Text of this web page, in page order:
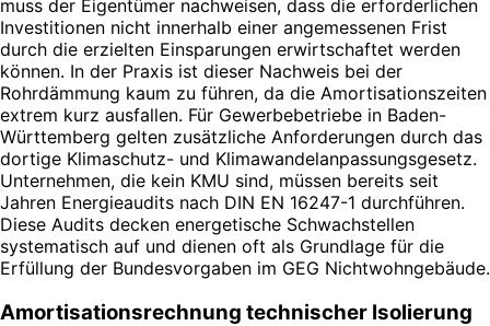
muss der Eigentümer nachweisen, dass die erforderlichen
Investitionen nicht innerhalb einer angemessenen Frist
durch die erzielten Einsparungen erwirtschaftet werden
können. In der Praxis ist dieser Nachweis bei der
Rohrdämmung kaum zu führen, da die Amortisationszeiten
extrem kurz ausfallen. Für Gewerbebetriebe in Baden-
Württemberg gelten zusätzliche Anforderungen durch das
dortige Klimaschutz- und Klimawandelanpassungsgesetz.
Unternehmen, die kein KMU sind, müssen bereits seit
Jahren Energieaudits nach DIN EN 16247-1 durchführen.
Diese Audits decken energetische Schwachstellen
systematisch auf und dienen oft als Grundlage für die
Erfüllung der Bundesvorgaben im GEG Nichtwohngebäude.
Amortisationsrechnung technischer Isolierung